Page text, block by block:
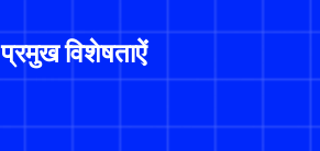
प्रमुख विशेषताऐं